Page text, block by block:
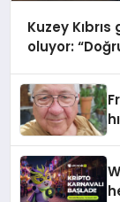
Kuzey
oluyor: